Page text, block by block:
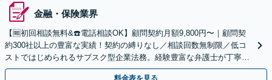
金融・保険業界
【🆓初回相談無料&☎️電話相談OK】顧問契約月額9,800円〜｜顧問契
約300社以上の豊富な実績！契約の縛りなし／相談回数無制限／低コ
ストではじめられるサブスク型企業法務。経験豊富な弁護士が丁寧に
対応。【関東エリア対応】
料金表を見る